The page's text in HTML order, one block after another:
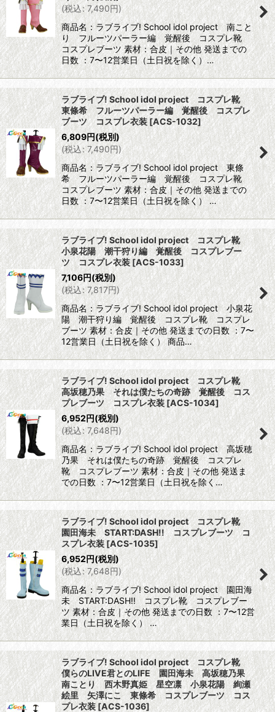
(税込: 7,490円)
商品名：ラブライブ! School idol project 南こと
り フルーツパーラー編 覚醒後 コスプレ靴
コスプレブーツ 素材：合皮｜その他 発送までの
日数 ：7〜12営業日（土日祝を除く）…
ラブライブ! School idol project コスプレ靴
東條希 フルーツパーラー編 覚醒後 コスプレ
ブーツ コスプレ衣装[ACS-1032]
6,809円(税別)
(税込: 7,490円)
商品名：ラブライブ! School idol project 東條
希 フルーツパーラー編 覚醒後 コスプレ靴
コスプレブーツ 素材：合皮｜その他 発送までの
日数 ：7〜12営業日（土日祝を除く） …
ラブライブ! School idol project コスプレ靴
小泉花陽 潮干狩り編 覚醒後 コスプレブー
ツ コスプレ衣装[ACS-1033]
7,106円(税別)
(税込: 7,817円)
商品名：ラブライブ! School idol project 小泉花
陽 潮干狩り編 覚醒後 コスプレ靴 コスプレ
ブーツ 素材：合皮｜その他 発送までの日数 ：7〜
12営業日（土日祝を除く） 商品…
ラブライブ! School idol project コスプレ靴
高坂穂乃果 それは僕たちの奇跡 覚醒後 コス
プレブーツ コスプレ衣装[ACS-1034]
6,952円(税別)
(税込: 7,648円)
商品名：ラブライブ! School idol project 高坂穂
乃果 それは僕たちの奇跡 覚醒後 コスプレ
靴 コスプレブーツ 素材：合皮｜その他 発送ま
での日数 ：7〜12営業日（土日祝を除く…
ラブライブ! School idol project コスプレ靴
園田海未 START:DASH!! コスプレブーツ コ
スプレ衣装 [ACS-1035]
6,952円(税別)
(税込: 7,648円)
商品名：ラブライブ! School idol project 園田海
未 START:DASH!! コスプレ靴 コスプレブー
ツ 素材：合皮｜その他 発送までの日数 ：7〜12営
業日（土日祝を除く） …
ラブライブ! School idol project コスプレ靴
僕らのLIVE君とのLIFE 園田海未 高坂穂乃果
南ことり 西木野真姫 星空凛 小泉花陽 絢瀬
絵里 矢澤にこ 東條希 コスプレブーツ コス
プレ衣装[ACS-1036]